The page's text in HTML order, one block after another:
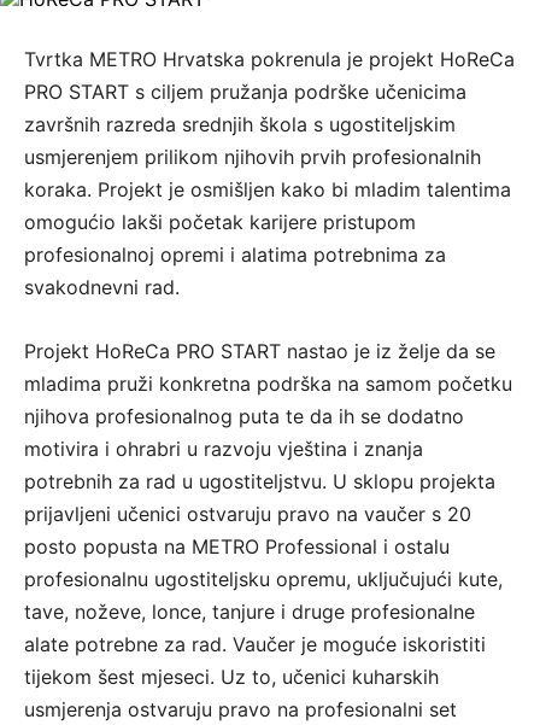
Tvrtka METRO Hrvatska pokrenula je projekt HoReCa
PRO START s ciljem pružanja podrške učenicima
završnih razreda srednjih škola s ugostiteljskim
usmjerenjem prilikom njihovih prvih profesionalnih
koraka. Projekt je osmišljen kako bi mladim talentima
omogućio lakši početak karijere pristupom
profesionalnoj opremi i alatima potrebnima za
svakodnevni rad.
Projekt HoReCa PRO START nastao je iz želje da se
mladima pruži konkretna podrška na samom početku
njihova profesionalnog puta te da ih se dodatno
motivira i ohrabri u razvoju vještina i znanja
potrebnih za rad u ugostiteljstvu. U sklopu projekta
prijavljeni učenici ostvaruju pravo na vaučer s 20
posto popusta na METRO Professional i ostalu
profesionalnu ugostiteljsku opremu, uključujući kute,
tave, noževe, lonce, tanjure i druge profesionalne
alate potrebne za rad. Vaučer je moguće iskoristiti
tijekom šest mjeseci. Uz to, učenici kuharskih
usmjerenja ostvaruju pravo na profesionalni set